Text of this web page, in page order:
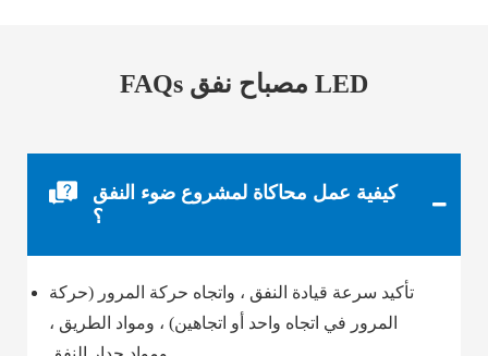
FAQs مصباح نفق LED
كيفية عمل محاكاة لمشروع ضوء النفق
؟
تأكيد سرعة قيادة النفق ، واتجاه حركة المرور (حركة
المرور في اتجاه واحد أو اتجاهين) ، ومواد الطريق ،